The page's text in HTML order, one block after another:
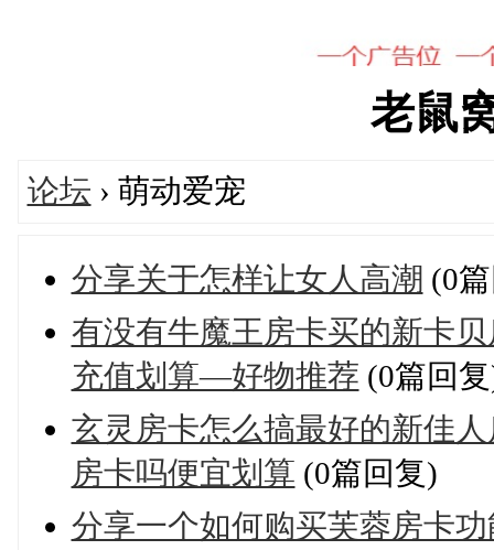
老鼠
论坛 › 萌动爱宠
分享关于怎样让女人高潮 (0
有没有牛魔王房卡买的新卡
充值划算—好物推荐 (0篇回
玄灵房卡怎么搞最好的新佳
房卡吗便宜划算 (0篇回复)
分享一个如何购买芙蓉房卡